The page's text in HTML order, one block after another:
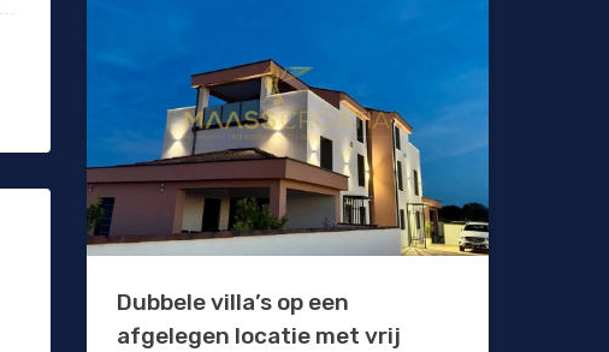
Dubbele villa’s op een
afgelegen locatie met vrij